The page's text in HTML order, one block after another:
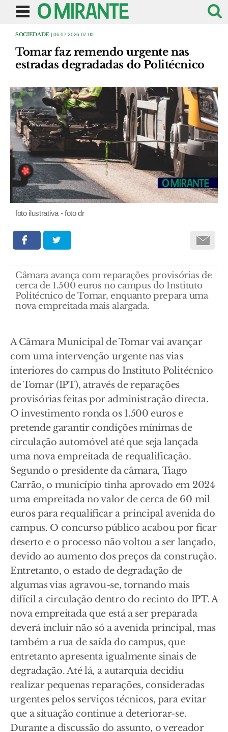
SOCIEDADE | 06-07-2026 07:00
Tomar faz remendo urgente nas
estradas degradadas do Politécnico
foto ilustrativa - foto dr
Câmara avança com reparações provisórias de
cerca de 1.500 euros no campus do Instituto
Politécnico de Tomar, enquanto prepara uma
nova empreitada mais alargada.
A Câmara Municipal de Tomar vai avançar
com uma intervenção urgente nas vias
interiores do campus do Instituto Politécnico
de Tomar (IPT), através de reparações
provisórias feitas por administração directa.
O investimento ronda os 1.500 euros e
pretende garantir condições mínimas de
circulação automóvel até que seja lançada
uma nova empreitada de requalificação.
Segundo o presidente da câmara, Tiago
Carrão, o município tinha aprovado em 2024
uma empreitada no valor de cerca de 60 mil
euros para requalificar a principal avenida do
campus. O concurso público acabou por ficar
deserto e o processo não voltou a ser lançado,
devido ao aumento dos preços da construção.
Entretanto, o estado de degradação de
algumas vias agravou-se, tornando mais
difícil a circulação dentro do recinto do IPT. A
nova empreitada que está a ser preparada
deverá incluir não só a avenida principal, mas
também a rua de saída do campus, que
entretanto apresenta igualmente sinais de
degradação. Até lá, a autarquia decidiu
realizar pequenas reparações, consideradas
urgentes pelos serviços técnicos, para evitar
que a situação continue a deteriorar-se.
Durante a discussão do assunto, o vereador